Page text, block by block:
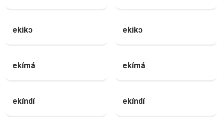
ekikɔ ekikɔ
ekímá ekímá
ekíndí ekíndí